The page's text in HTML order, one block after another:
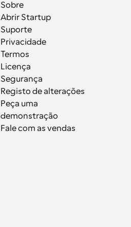
Sobre
Abrir Startup
Suporte
Privacidade
Termos
Licença
Segurança
Registo de alterações
Peça uma
demonstração
Fale com as vendas